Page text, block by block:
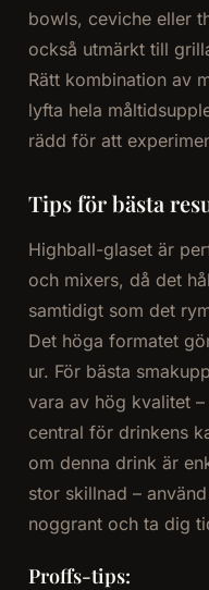
bowls, ceviche eller
också utmärkt till
Rätt kombination av
lyfta hela
rädd för att
Tips för bästa
Highball-glaset är
och mixers, då det
samtidigt som det
Det höga formatet
ur. För bästa
vara av hög kvalitet
central för drinkens
om denna drink är
stor skillnad –
noggrant och ta dig
Proffs-tips: